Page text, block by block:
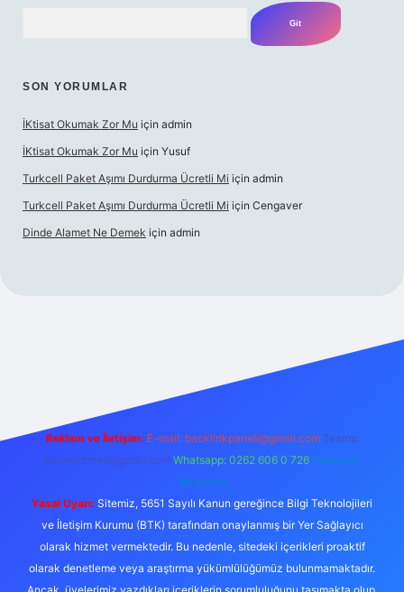
SON YORUMLAR
İKtisat Okumak Zor Mu için admin
İKtisat Okumak Zor Mu için Yusuf
Turkcell Paket Aşımı Durdurma Ücretli Mi için admin
Turkcell Paket Aşımı Durdurma Ücretli Mi için Cengaver
Dinde Alamet Ne Demek için admin
Reklam ve İletişim: E-mail: backlinkpaneli@gmail.com Teams:
forumhizmeti@gmail.com Whatsapp: 0262 606 0 726 Telegram:
@karabul
Yasal Uyarı: Sitemiz, 5651 Sayılı Kanun gereğince Bilgi Teknolojileri
ve İletişim Kurumu (BTK) tarafından onaylanmış bir Yer Sağlayıcı
olarak hizmet vermektedir. Bu nedenle, sitedeki içerikleri proaktif
olarak denetleme veya araştırma yükümlülüğümüz bulunmamaktadır.